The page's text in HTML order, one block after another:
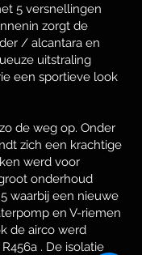
5 versnellingen
zorgt de
/ alcantara en
uitstraling
een sportieve look
de weg op. Onder
zich een krachtige
werd voor
onderhoud
waarbij een nieuwe
en V-riemen
de airco werd
. De isolatie